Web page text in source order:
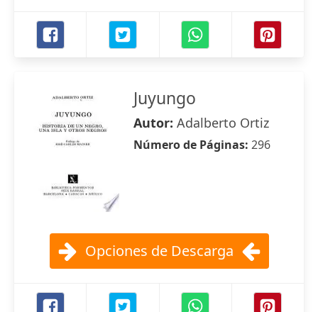
Juyungo
Autor: Adalberto Ortiz
Número de Páginas: 296
Opciones de Descarga